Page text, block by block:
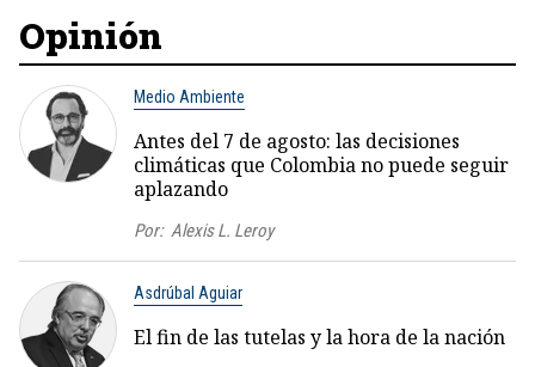
Opinión
Medio Ambiente
Antes del 7 de agosto: las decisiones
climáticas que Colombia no puede seguir
aplazando
Por: Alexis L. Leroy
Asdrúbal Aguiar
El fin de las tutelas y la hora de la nación